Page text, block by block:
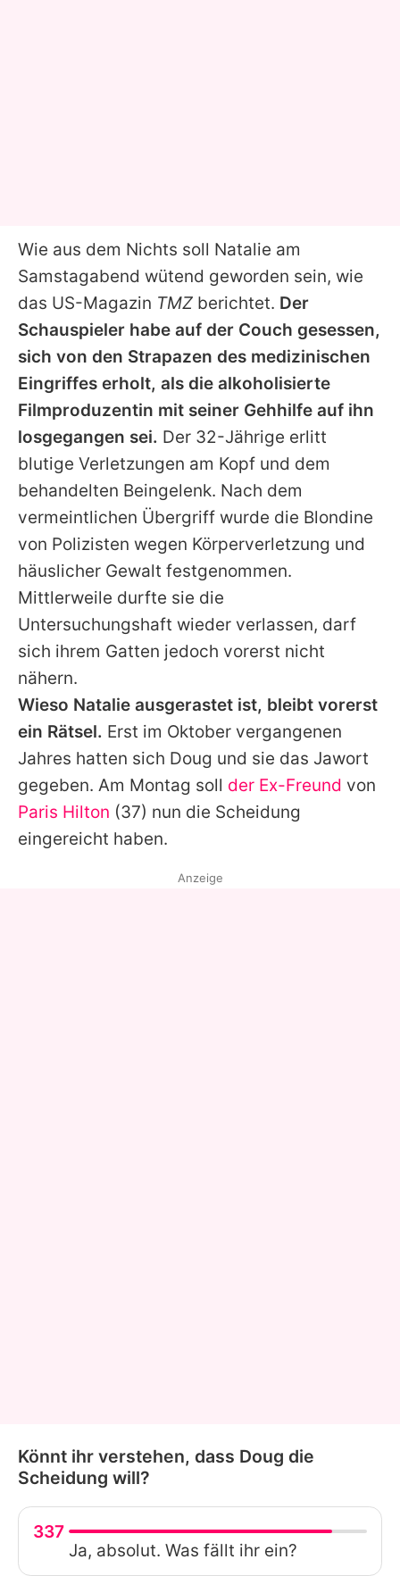
Wie aus dem Nichts soll Natalie am
Samstagabend wütend geworden sein, wie
das US-Magazin TMZ berichtet. Der
Schauspieler habe auf der Couch gesessen,
sich von den Strapazen des medizinischen
Eingriffes erholt, als die alkoholisierte
Filmproduzentin mit seiner Gehhilfe auf ihn
losgegangen sei. Der 32-Jährige erlitt
blutige Verletzungen am Kopf und dem
behandelten Beingelenk. Nach dem
vermeintlichen Übergriff wurde die Blondine
von Polizisten wegen Körperverletzung und
häuslicher Gewalt festgenommen.
Mittlerweile durfte sie die
Untersuchungshaft wieder verlassen, darf
sich ihrem Gatten jedoch vorerst nicht
nähern.
Wieso Natalie ausgerastet ist, bleibt vorerst
ein Rätsel. Erst im Oktober vergangenen
Jahres hatten sich Doug und sie das Jawort
gegeben. Am Montag soll der Ex-Freund von
Paris Hilton (37) nun die Scheidung
eingereicht haben.
Anzeige
Könnt ihr verstehen, dass Doug die
Scheidung will?
337
Ja, absolut. Was fällt ihr ein?